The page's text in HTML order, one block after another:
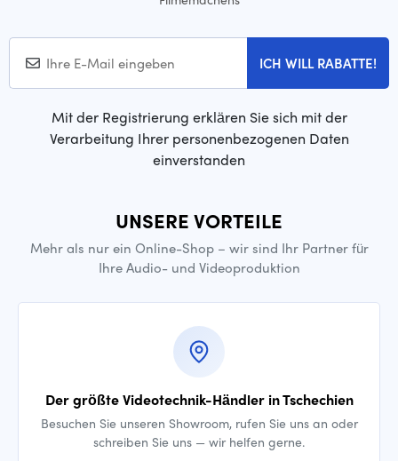
ICH WILL RABATTE!
Mit der Registrierung erklären Sie sich mit der
Verarbeitung Ihrer personenbezogenen Daten
einverstanden
UNSERE VORTEILE
Mehr als nur ein Online-Shop – wir sind Ihr Partner für
Ihre Audio- und Videoproduktion
Der größte Videotechnik-Händler in Tschechien
Besuchen Sie unseren Showroom, rufen Sie uns an oder
schreiben Sie uns — wir helfen gerne.